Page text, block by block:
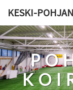
content
KESKI-